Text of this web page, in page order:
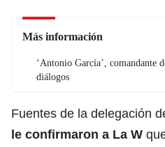
Más información
‘Antonio García’, comandante
diálogos
Fuentes de la delegación
le confirmaron a La W